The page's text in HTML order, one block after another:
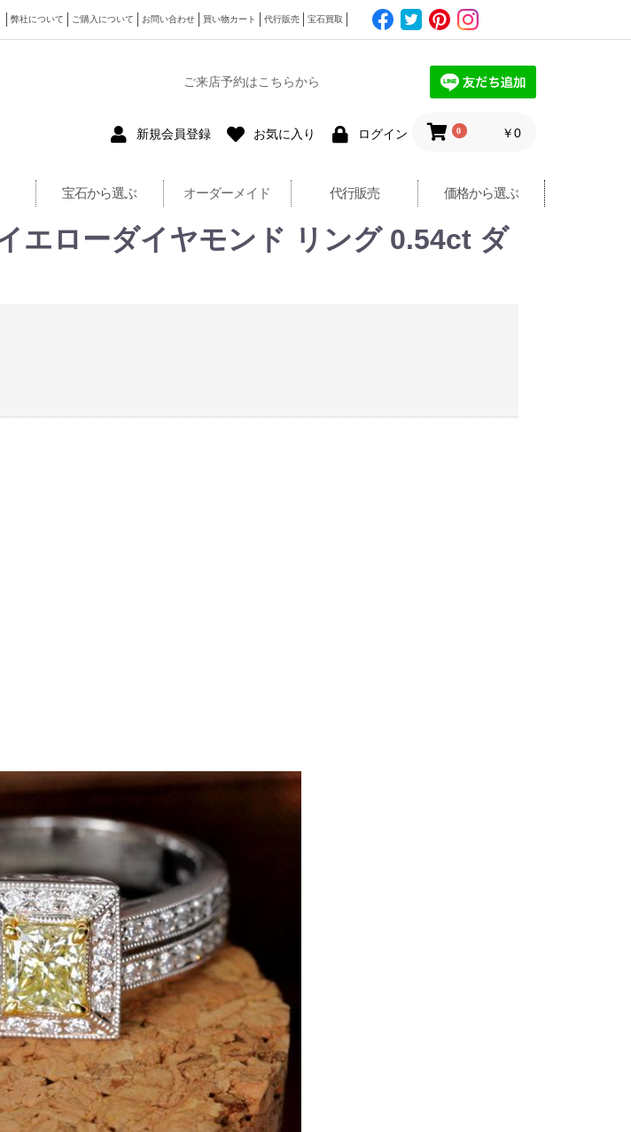
弊社について ご購入について お問い合わせ 買い物カート 代行販売 宝石買取
ご来店予約はこちらから
新規会員登録 お気に入り ログイン 0 ￥0
宝石から選ぶ オーダーメイド 代行販売 価格から選ぶ
エローダイヤモンド リング 0.54ct ダ